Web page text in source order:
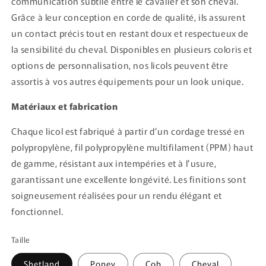
Grâce à leur conception en corde de qualité, ils assurent
un contact précis tout en restant doux et respectueux de
la sensibilité du cheval. Disponibles en plusieurs coloris et
options de personnalisation, nos licols peuvent être
assortis à vos autres équipements pour un look unique.
Matériaux et fabrication
Chaque licol est fabriqué à partir d’un cordage tressé en
polypropylène, fil polypropylène multifilament (PPM) haut
de gamme, résistant aux intempéries et à l’usure,
garantissant une excellente longévité. Les finitions sont
soigneusement réalisées pour un rendu élégant et
fonctionnel.
Taille